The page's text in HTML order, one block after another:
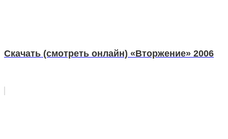
Скачать (смотреть онлайн) «Вторжение» 2006